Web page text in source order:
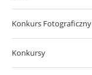
Konkurs Fotograficzny
Konkursy